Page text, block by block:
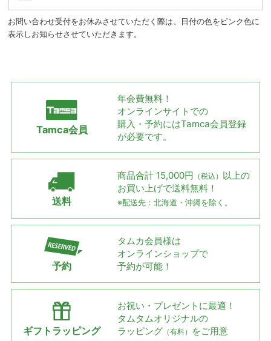
お問い合わせ受付をお休みさせていただく際は、日付の色をピンク色に
表示しお知らせさせていただきます。
Tamca会員
年会費無料！
オンラインサイトでの
購入・予約にはTamca会員登録
が必要です。
送料
商品合計 15,000円 （税込） 以上の
お買い上げで送料無料！
※配送先：北海道・沖縄を除く。
予約
タムカ会員様は
オンラインショップで
予約が可能！
ギフトラッピング
お祝い・プレゼントに最適！
タムタムオリジナルの
ラッピング （有料） をご用意